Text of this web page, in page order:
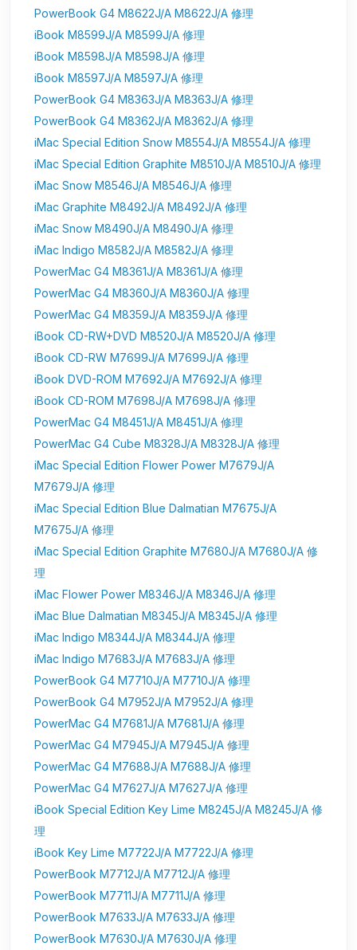
PowerBook G4 M8622J/A M8622J/A 修理
iBook M8599J/A M8599J/A 修理
iBook M8598J/A M8598J/A 修理
iBook M8597J/A M8597J/A 修理
PowerBook G4 M8363J/A M8363J/A 修理
PowerBook G4 M8362J/A M8362J/A 修理
iMac Special Edition Snow M8554J/A M8554J/A 修理
iMac Special Edition Graphite M8510J/A M8510J/A 修理
iMac Snow M8546J/A M8546J/A 修理
iMac Graphite M8492J/A M8492J/A 修理
iMac Snow M8490J/A M8490J/A 修理
iMac Indigo M8582J/A M8582J/A 修理
PowerMac G4 M8361J/A M8361J/A 修理
PowerMac G4 M8360J/A M8360J/A 修理
PowerMac G4 M8359J/A M8359J/A 修理
iBook CD-RW+DVD M8520J/A M8520J/A 修理
iBook CD-RW M7699J/A M7699J/A 修理
iBook DVD-ROM M7692J/A M7692J/A 修理
iBook CD-ROM M7698J/A M7698J/A 修理
PowerMac G4 M8451J/A M8451J/A 修理
PowerMac G4 Cube M8328J/A M8328J/A 修理
iMac Special Edition Flower Power M7679J/A
M7679J/A 修理
iMac Special Edition Blue Dalmatian M7675J/A
M7675J/A 修理
iMac Special Edition Graphite M7680J/A M7680J/A 修
理
iMac Flower Power M8346J/A M8346J/A 修理
iMac Blue Dalmatian M8345J/A M8345J/A 修理
iMac Indigo M8344J/A M8344J/A 修理
iMac Indigo M7683J/A M7683J/A 修理
PowerBook G4 M7710J/A M7710J/A 修理
PowerBook G4 M7952J/A M7952J/A 修理
PowerMac G4 M7681J/A M7681J/A 修理
PowerMac G4 M7945J/A M7945J/A 修理
PowerMac G4 M7688J/A M7688J/A 修理
PowerMac G4 M7627J/A M7627J/A 修理
iBook Special Edition Key Lime M8245J/A M8245J/A 修
理
iBook Key Lime M7722J/A M7722J/A 修理
PowerBook M7712J/A M7712J/A 修理
PowerBook M7711J/A M7711J/A 修理
PowerBook M7633J/A M7633J/A 修理
PowerBook M7630J/A M7630J/A 修理